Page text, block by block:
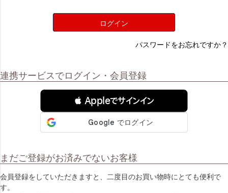
ログイン
パスワードをお忘れですか？
連携サービスでログイン・会員登録
 Appleでサインイン
まだご登録がお済みでないお客様
会員登録をしていただきますと、二度目のお買い物時にとても便利で
す。